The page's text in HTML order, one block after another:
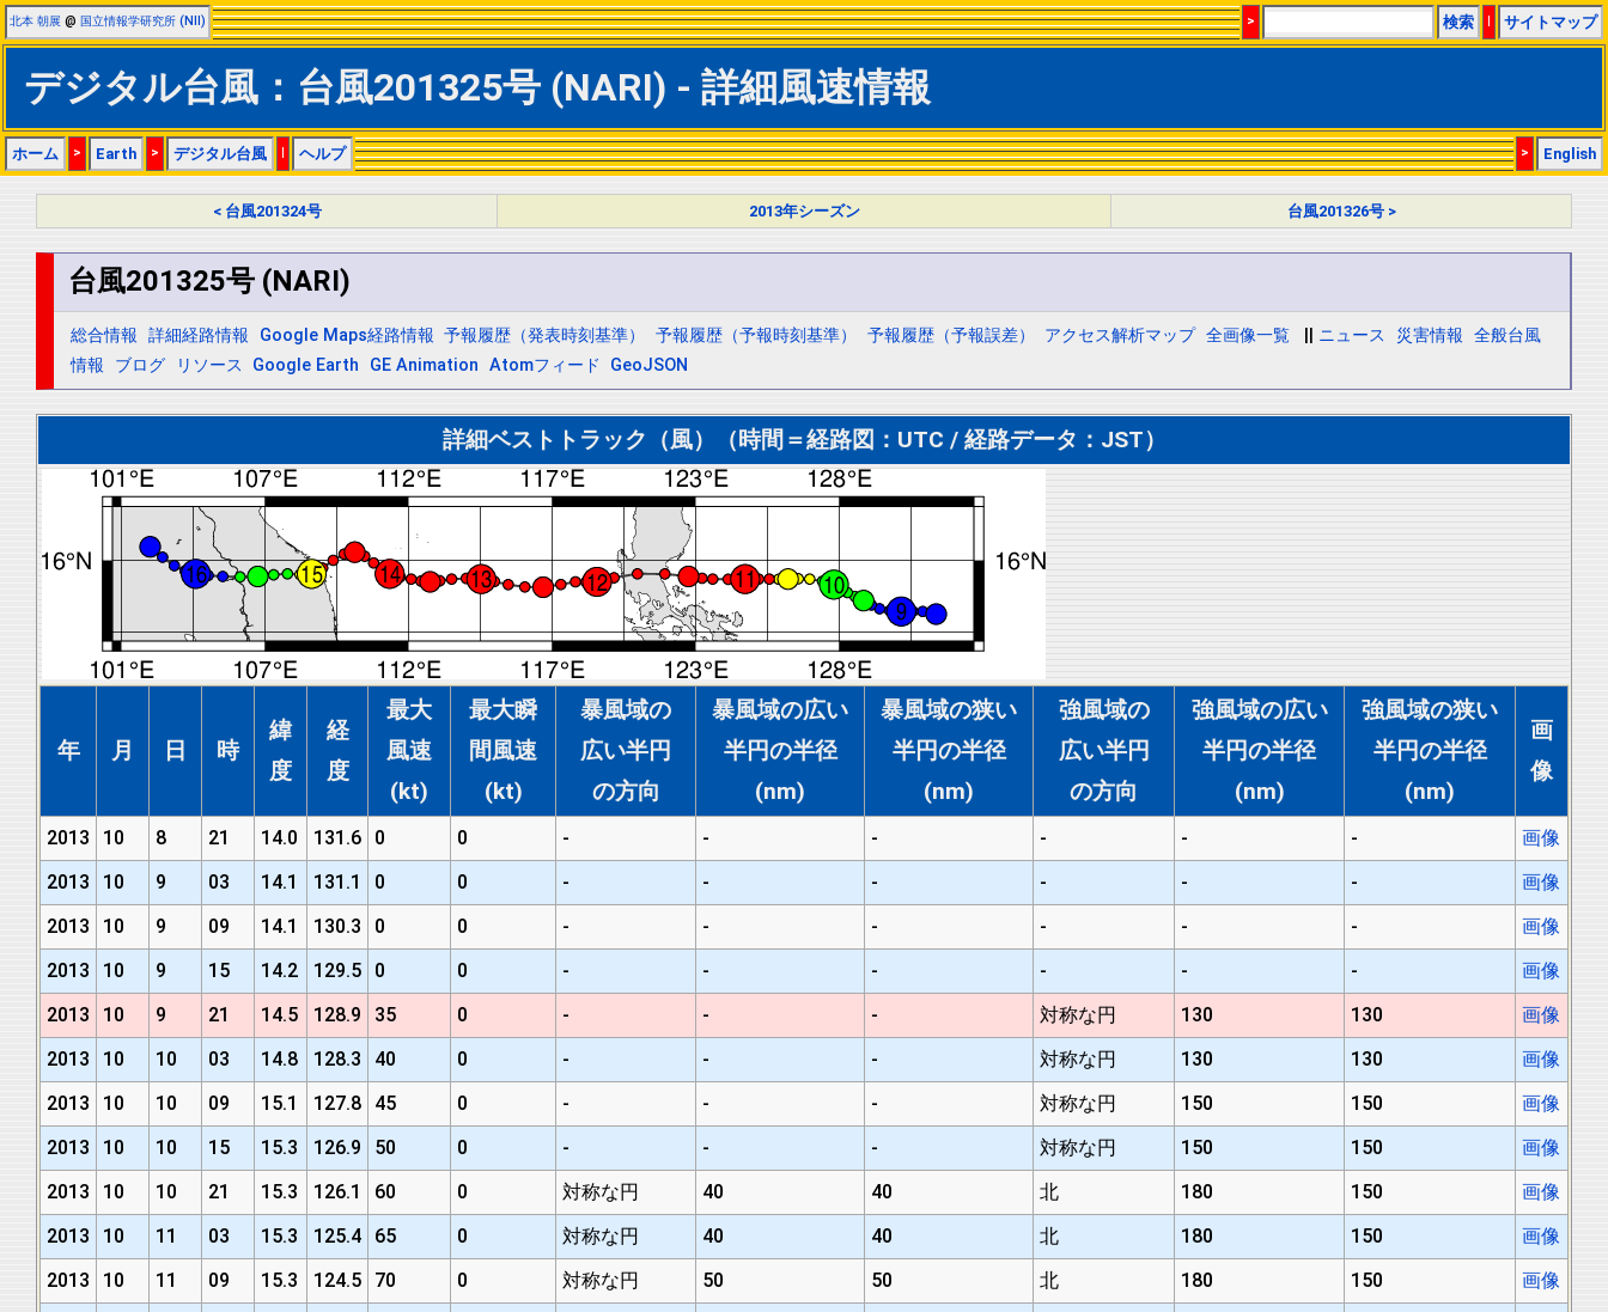
北本 朝展 @ 国立情報学研究所 (NII) > 検索 | サイトマップ
デジタル台風：台風201325号 (NARI) - 詳細風速情報
ホーム > Earth > デジタル台風 | ヘルプ > English
< 台風201324号 2013年シーズン 台風201326号 >
台風201325号 (NARI)
総合情報 詳細経路情報 Google Maps経路情報 予報履歴（発表時刻基準） 予報履歴（予報時刻基準） 予報履歴（予報誤差） アクセス解析マップ 全画像一覧 ニュース 災害情報 全般台風
情報
ブログ リソース Google Earth GE Animation Atomフィード GeoJSON
詳細ベストトラック（風）（時間＝経路図：UTC / 経路データ：JST）
年 月 日 時
緯
度
経
度
最大
風速
(kt)
最大瞬
間風速
(kt)
暴風域の
広い半円
の方向
暴風域の広い
半円の半径
(nm)
暴風域の狭い
半円の半径
(nm)
強風域の
広い半円
の方向
強風域の広い
半円の半径
(nm)
強風域の狭い
半円の半径
(nm)
画
像
2013 10 8 21 14.0 131.6 0 0 - - - - - -
画像
2013
10 9 03 14.1 131.1 0 0 - - - - - -
画像
2013
10 9 09 14.1 130.3 0 0 - - - - - -
画像
2013
10 9 15 14.2 129.5 0 0 - - - - - -
画像
2013
10 9 21 14.5 128.9 35 0 - - - 対称な円 130 130
画像
2013
10 10 03 14.8 128.3 40 0 - - - 対称な円 130 130
画像
2013
10 10 09 15.1 127.8 45 0 - - - 対称な円 150 150
画像
2013
10 10 15 15.3 126.9 50 0 - - - 対称な円 150 150
画像
2013
10 10 21 15.3 126.1 60 0 対称な円 40 40 北 180 150
画像
2013
10 11 03 15.3 125.4 65 0 対称な円 40 40 北 180 150
画像
2013
10 11 09 15.3 124.5 70 0 対称な円 50 50 北 180 150
画像